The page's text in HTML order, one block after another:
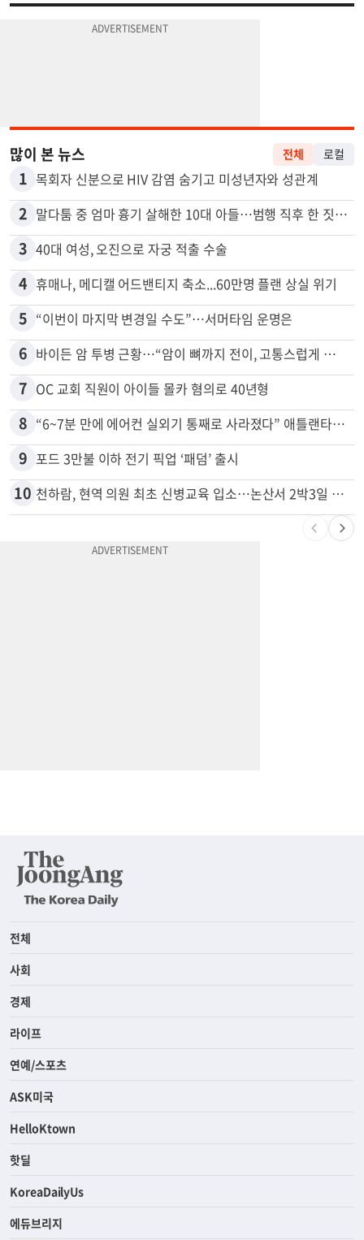
많이 본 뉴스 전체 로컬
1 목회자 신분으로 HIV 감염 숨기고 미성년자와 성관계
2 말다툼 중 엄마 흉기 살해한 10대 아들…범행 직후 한 짓 충격
3 40대 여성, 오진으로 자궁 적출 수술
4 휴매나, 메디캘 어드밴티지 축소...60만명 플랜 상실 위기
5 “이번이 마지막 변경일 수도”…서머타임 운명은
6 바이든 암 투병 근황…“암이 뼈까지 전이, 고통스럽게 투병 중”
7 OC 교회 직원이 아이들 몰카 혐의로 40년형
8 “6~7분 만에 에어컨 실외기 통째로 사라졌다” 애틀랜타서 실외기 도난 급증
9 포드 3만불 이하 전기 픽업 ‘패덤’ 출시
10 천하람, 현역 의원 최초 신병교육 입소…논산서 2박3일 생활
전체
사회
경제
라이프
연예/스포츠
ASK미국
HelloKtown
핫딜
KoreaDailyUs
에듀브리지